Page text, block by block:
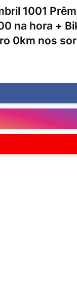
1001
na hora +
0km nos